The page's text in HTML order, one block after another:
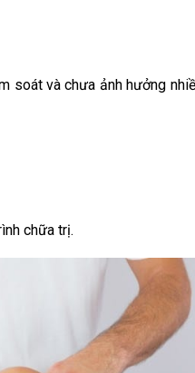
và chưa ảnh hưởng
chữa trị.